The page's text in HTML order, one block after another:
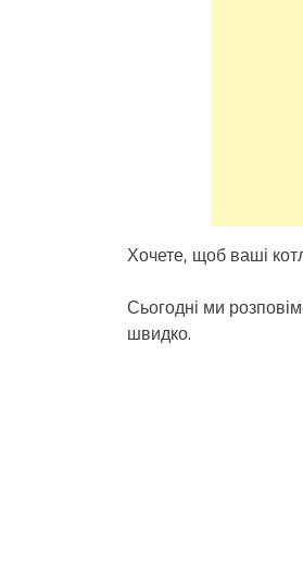
Хочете, щоб ваші
Сьогодні ми
швидко.